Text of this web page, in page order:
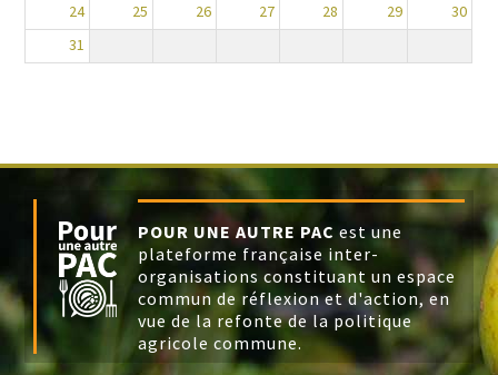
24
25 26 27 28 29
30
31
POUR UNE AUTRE PAC est une
plateforme française inter-
organisations constituant un espace
commun de réflexion et d'action, en
vue de la refonte de la politique
agricole commune.